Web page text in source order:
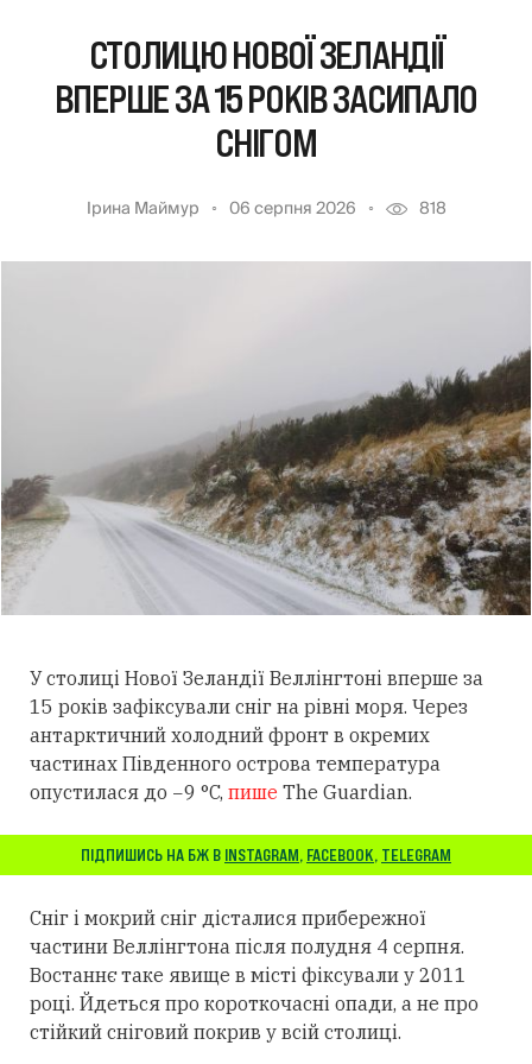
СТОЛИЦЮ НОВОЇ ЗЕЛАНДІЇ
ВПЕРШЕ ЗА 15 РОКІВ ЗАСИПАЛО
СНІГОМ
Ірина Маймур 06 серпня 2026 818
У столиці Нової Зеландії Веллінгтоні вперше за
15 років зафіксували сніг на рівні моря. Через
антарктичний холодний фронт в окремих
частинах Південного острова температура
опустилася до −9 °C, пише The Guardian.
ПІДПИШИСЬ НА БЖ В INSTAGRAM, FACEBOOK, TELEGRAM
Сніг і мокрий сніг дісталися прибережної
частини Веллінгтона після полудня 4 серпня.
Востаннє таке явище в місті фіксували у 2011
році. Йдеться про короткочасні опади, а не про
стійкий сніговий покрив у всій столиці.